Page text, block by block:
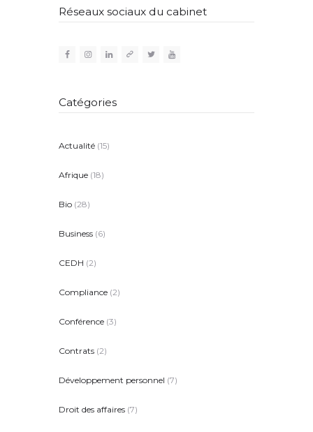
Réseaux sociaux du cabinet
Catégories
Actualité (15)
Afrique (18)
Bio (28)
Business (6)
CEDH (2)
Compliance (2)
Conférence (3)
Contrats (2)
Développement personnel (7)
Droit des affaires (7)